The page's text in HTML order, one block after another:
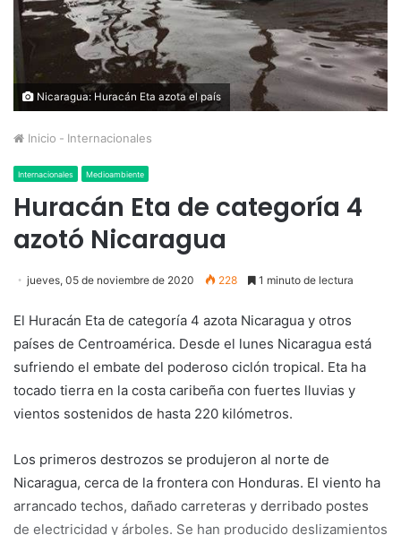
Nicaragua: Huracán Eta azota el país
Inicio - Internacionales
Internacionales Medioambiente
Huracán Eta de categoría 4
azotó Nicaragua
jueves, 05 de noviembre de 2020 228 1 minuto de lectura
El Huracán Eta de categoría 4 azota Nicaragua y otros
países de Centroamérica. Desde el lunes Nicaragua está
sufriendo el embate del poderoso ciclón tropical. Eta ha
tocado tierra en la costa caribeña con fuertes lluvias y
vientos sostenidos de hasta 220 kilómetros.
Los primeros destrozos se produjeron al norte de
Nicaragua, cerca de la frontera con Honduras. El viento ha
arrancado techos, dañado carreteras y derribado postes
de electricidad y árboles. Se han producido deslizamientos